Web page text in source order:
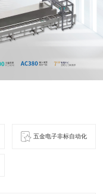
五金电子非标自动化